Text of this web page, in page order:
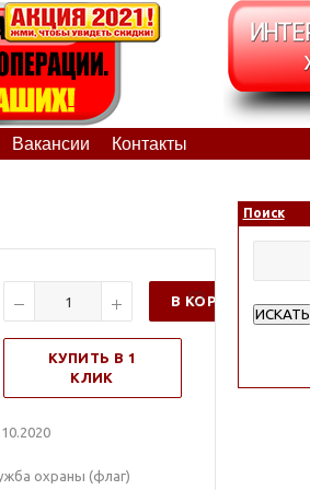
Вакансии Контакты
В КОРЗИНУ
КУПИТЬ В 1
КЛИК
охраны (флаг)
Поиск
ИСКАТЬ